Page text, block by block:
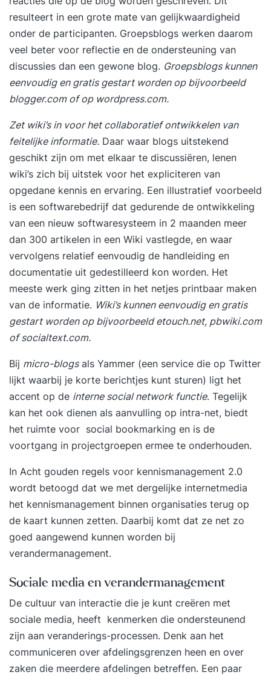
resulteert in een grote mate van gelijkwaardigheid
onder de participanten. Groepsblogs werken daarom
veel beter voor reflectie en de ondersteuning van
discussies dan een gewone blog. Groepsblogs kunnen
eenvoudig en gratis gestart worden op bijvoorbeeld
blogger.com of op wordpress.com.
Zet wiki’s in voor het collaboratief ontwikkelen van
feitelijke informatie. Daar waar blogs uitstekend
geschikt zijn om met elkaar te discussiëren, lenen
wiki’s zich bij uitstek voor het expliciteren van
opgedane kennis en ervaring. Een illustratief voorbeeld
is een softwarebedrijf dat gedurende de ontwikkeling
van een nieuw softwaresysteem in 2 maanden meer
dan 300 artikelen in een Wiki vastlegde, en waar
vervolgens relatief eenvoudig de handleiding en
documentatie uit gedestilleerd kon worden. Het
meeste werk ging zitten in het netjes printbaar maken
van de informatie. Wiki’s kunnen eenvoudig en gratis
gestart worden op bijvoorbeeld etouch.net, pbwiki.com
of socialtext.com.
Bij micro-blogsals Yammer (een service die op Twitter
lijkt waarbij je korte berichtjes kunt sturen) ligt het
accent op de interne social network functie. Tegelijk
kan het ook dienen als aanvulling op intra-net, biedt
het ruimte voor social bookmarking en is de
voortgang in projectgroepen ermee te onderhouden.
In Acht gouden regels voor kennismanagement 2.0
wordt betoogd dat we met dergelijke internetmedia
het kennismanagement binnen organisaties terug op
de kaart kunnen zetten. Daarbij komt dat ze net zo
goed aangewend kunnen worden bij
verandermanagement.
Sociale media en verandermanagement
De cultuur van interactie die je kunt creëren met
sociale media, heeft kenmerken die ondersteunend
zijn aan veranderings-processen. Denk aan het
communiceren over afdelingsgrenzen heen en over
zaken die meerdere afdelingen betreffen. Een paar